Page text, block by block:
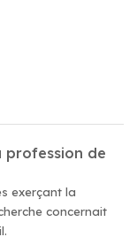
profession de
exerçant la
concernait